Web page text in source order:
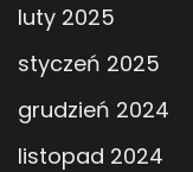
luty 2025
styczeń 2025
grudzień 2024
listopad 2024